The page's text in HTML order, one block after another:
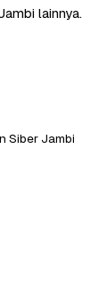
lainnya.
Siber Jambi